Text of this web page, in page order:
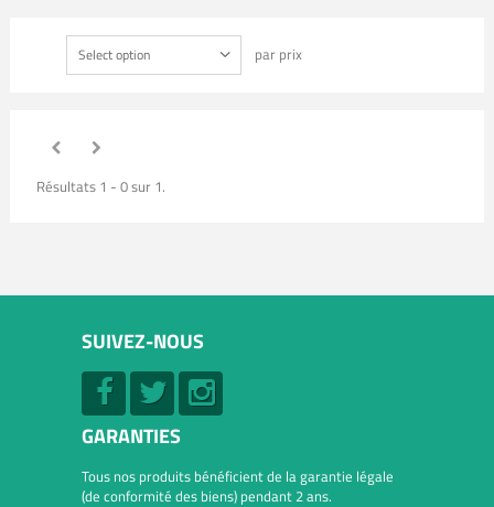
Select option par prix
Résultats 1 - 0 sur 1.
SUIVEZ-NOUS
GARANTIES
Tous nos produits bénéficient de la garantie légale
(de conformité des biens) pendant 2 ans.